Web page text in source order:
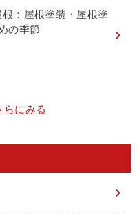
：屋根塗装・屋根塗
の季節
にみる